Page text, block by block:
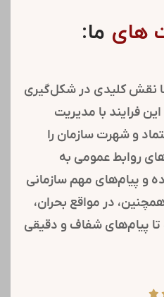
های ما:
نقش کلیدی در شکل‌گیری
فرایند با مدیریت
و شهرت سازمان را
روابط عمومی به
و پیام‌های مهم سازمانی
در مواقع بحران،
پیام‌های شفاف و دقیقی